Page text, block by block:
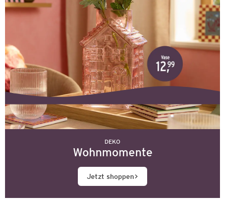
DEKO
Wohnmomente
Jetzt shoppen